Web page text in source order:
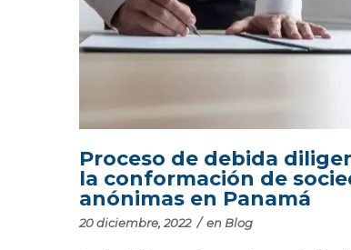
Proceso de debida
la conformación de
anónimas en Panamá
20 diciembre, 2022 /en Blog